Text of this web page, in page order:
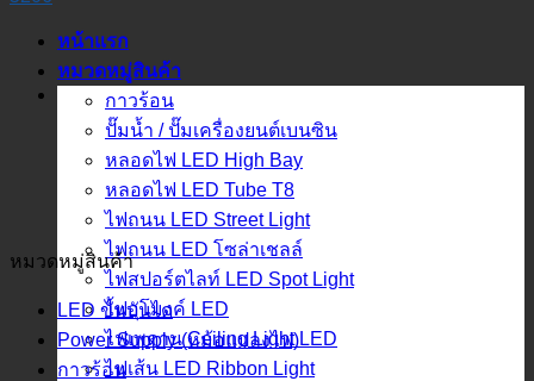
หน้าแรก
หมวดหมู่สินค้า
กาวร้อน
ปั๊มน้ำ / ปั๊มเครื่องยนต์เบนซิน
หลอดไฟ LED High Bay
หลอดไฟ LED Tube T8
ไฟถนน LED Street Light
ไฟถนน LED โซล่าเชลล์
ไฟสปอร์ตไลท์ LED Spot Light
ไฟอุโมงค์ LED
ไฟเพดาน Ceiling Light LED
ไฟเส้น LED Ribbon Light
หมวดหมู่สินค้า
LED ขั้นบันได
Power Supply (หม้อแปลงไฟ)
กาวร้อน